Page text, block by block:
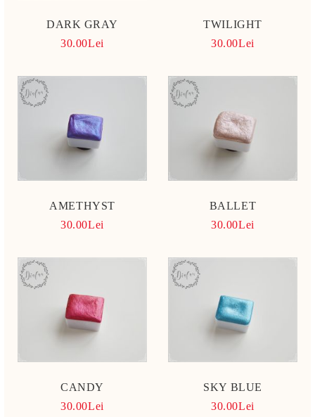
DARK GRAY
30.00Lei
TWILIGHT
30.00Lei
AMETHYST
30.00Lei
BALLET
30.00Lei
CANDY
30.00Lei
SKY BLUE
30.00Lei